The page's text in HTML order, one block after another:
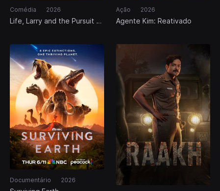
Comédia 2026
Life, Larry and the Pursuit of
Ação 2026
Agente Kim: Reativado
Documentário 2026